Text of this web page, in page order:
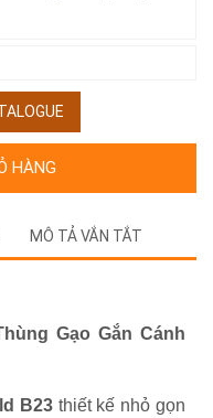
HÀNG
MÔ TẢ VẮN TẮT
Gạo Gắn Cánh
B23 thiết kế nhỏ gọn